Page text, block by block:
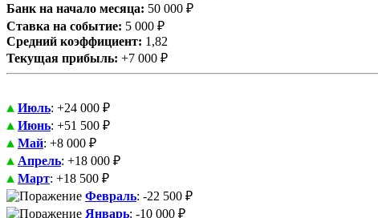
Банк на начало месяца: 50 000 ₽
Ставка на событие: 5 000 ₽
Средний коэффициент: 1,82
Текущая прибыль: +7 000 ₽
Июль: +24 000 ₽
Июнь: +51 500 ₽
Май: +8 000 ₽
Апрель: +18 000 ₽
Март: +18 500 ₽
Февраль: -22 500 ₽
Январь: -10 000 ₽